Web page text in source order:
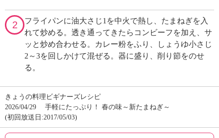
2
フライパンに油大さじ1を中火で熱し、たまねぎを入
れて炒める。透き通ってきたらコンビーフを加え、サ
ッと炒め合わせる。カレー粉をふり、しょうゆ小さじ
2～3を回しかけて混ぜる。器に盛り、削り節をのせ
る。
きょうの料理ビギナーズレシピ
2026/04/29
手軽にたっぷり！ 春の味～新たまねぎ～
(初回放送日:2017/05/03)